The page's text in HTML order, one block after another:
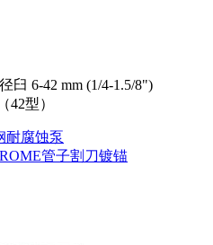
臼 6-42 mm (1/4-1.5/8")
42型）
耐腐蚀泵
管子割刀镀锚